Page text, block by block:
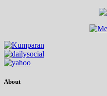
About